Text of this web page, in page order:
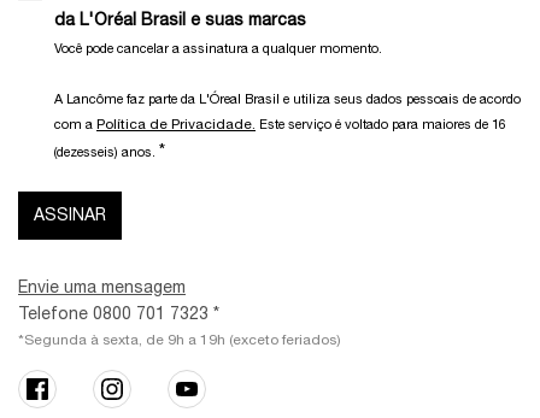
da L'Oréal Brasil e suas marcas
Você pode cancelar a assinatura a qualquer momento.​
A Lancôme faz parte da L'Óreal Brasil e utiliza seus dados pessoais de acordo
com a Política de Privacidade. Este serviço é voltado para maiores de 16
(dezesseis) anos. *
ASSINAR
Envie uma mensagem
Telefone 0800 701 7323 *
*Segunda à sexta, de 9h a 19h (exceto feriados)